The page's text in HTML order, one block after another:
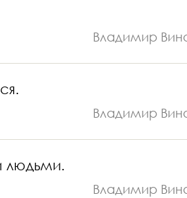
Владимир
Владимир
людьми.
Владимир